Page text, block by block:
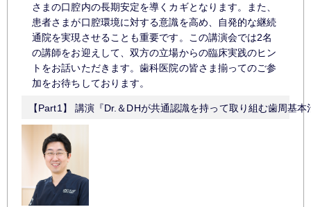
さまの口腔内の長期安定を導くカギとなります。また、
患者さまが口腔環境に対する意識を高め、自発的な継続
通院を実現させることも重要です。この講演会では2名
の講師をお迎えして、双方の立場からの臨床実践のヒン
トをお話いただきます。歯科医院の皆さま揃ってのご参
加をお待ちしております。
【Part1】 講演『Dr.＆DHが共通認識を持って取り組む歯周基本